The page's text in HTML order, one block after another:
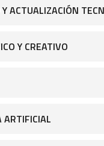
ACTUALIZACIÓN
Y CREATIVO
ARTIFICIAL